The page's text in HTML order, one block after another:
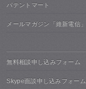
パテントマート
メールマガジン「維新電信」
無料相談申し込みフォーム
Skype面談申し込みフォーム